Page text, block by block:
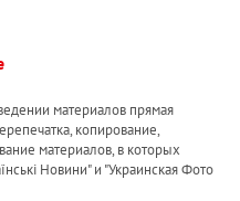
материалов прямая
копирование,
материалов, в которых
Новини" и "Украинская Фото